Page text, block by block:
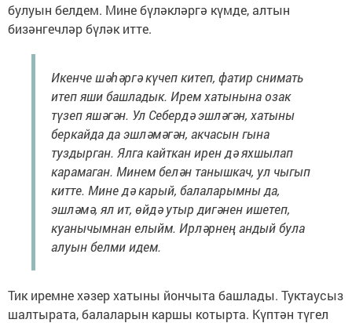
булуын белдем. Мине бүләкләргә күмде, алтын
бизәнгечләр бүләк итте.
Икенче шәһәргә күчеп китеп, фатир снимать
итеп яши башладык. Ирем хатынына озак
түзеп яшәгән. Ул Себердә эшләгән, хатыны
беркайда да эшләмәгән, акчасын гына
туздырган. Ялга кайткан ирен дә яхшылап
карамаган. Минем белән танышкач, ул чыгып
китте. Мине дә карый, балаларымны да,
эшләмә, ял ит, өйдә утыр дигәнен ишетеп,
куанычымнан елыйм. Ирләрнең андый була
алуын белми идем.
Тик иремне хәзер хатыны йончыта башлады. Туктаусыз
шалтырата, балаларын каршы котырта. Күптән түгел